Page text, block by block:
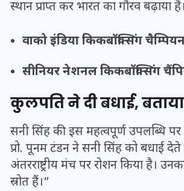
स्थान प्राप्त कर भारत का गौरव बढ़ाया
वाको इंडिया किकबॉक्सिंग
सीनियर नेशनल किकबॉक्सिंग
कुलपति ने दी बधाई, बताया
सनी सिंह की इस महत्वपूर्ण उपलब्धि पर
प्रो. पूनम टंडन ने सनी सिंह को बधाई
अंतरराष्ट्रीय मंच पर रोशन किया है।
स्रोत हैं।”
UPSSSC Lekhpal
2025: यूपी में
पर बंपर भर्ती का
जानें कब से शुरू होंगे
16 दिसम्बर 2025